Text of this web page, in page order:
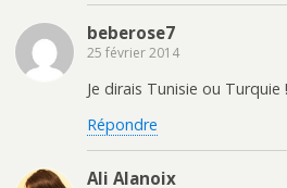
beberose7
25 février 2014
Je dirais Tunisie ou Turquie
Répondre
Ali Alanoix